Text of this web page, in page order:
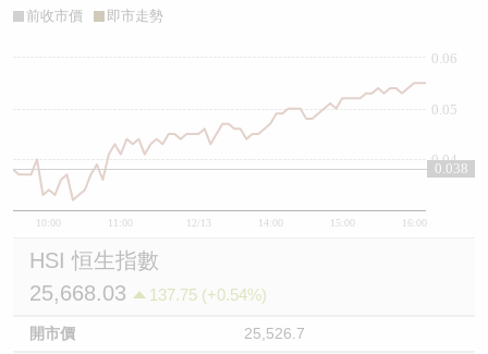
前收市價 即市走勢
10:00 11:00 12/13 14:00 15:00 16:00
0.04
0.05
0.06
0.038
HSI 恒生指數
25,668.03
137.75 (+0.54%)
開市價 25,526.7